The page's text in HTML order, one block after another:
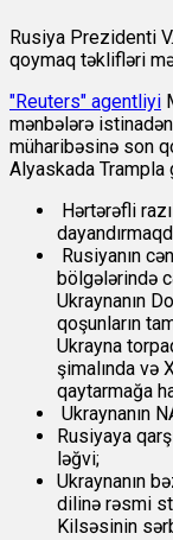
Rusiya Prezidenti
qoymaq təklifləri
"Reuters" agentliyi
mənbələrə
müharibəsinə son
Alyaskada Trampla
Hərtərəfli
Rusiyanın
bölgələrində
Ukraynanın
qoşunların
Ukrayna
şimalında və
qaytarmağa
Ukraynanın
Rusiyaya
ləğvi;
Ukraynanın
dilinə rəsmi
Kilsəsinin